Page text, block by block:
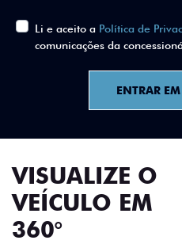
Li e aceito a Política de
comunicações da
ENTRAR
VISUALIZE O
VEÍCULO EM
360°